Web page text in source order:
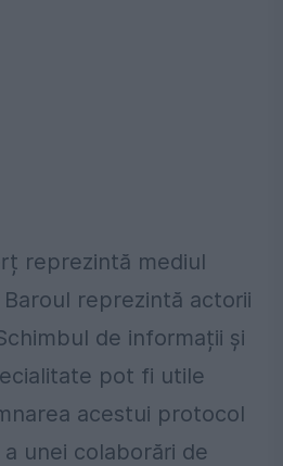
reprezintă mediul
reprezintă actorii
de informații și
pot fi utile
acestui protocol
unei colaborări de